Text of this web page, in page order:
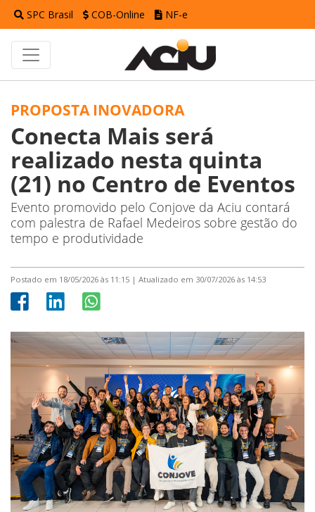
SPC Brasil COB-Online NF-e
PROPOSTA INOVADORA
Conecta Mais será
realizado nesta quinta
(21) no Centro de Eventos
Evento promovido pelo Conjove da Aciu contará
com palestra de Rafael Medeiros sobre gestão do
tempo e produtividade
Postado em 18/05/2026 às 11:15 | Atualizado em 30/07/2026 às 14:53